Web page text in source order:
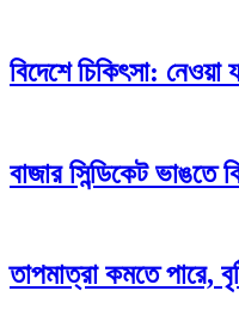
বিদেশে চিকিৎসা: নেওয়া
বাজার সিন্ডিকেট ভাঙতে
তাপমাত্রা কমতে পারে,